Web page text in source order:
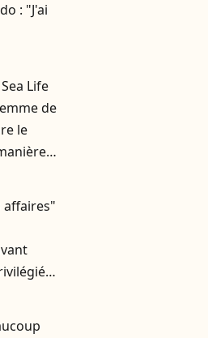
: "J'ai
Life
de
le
affaires"